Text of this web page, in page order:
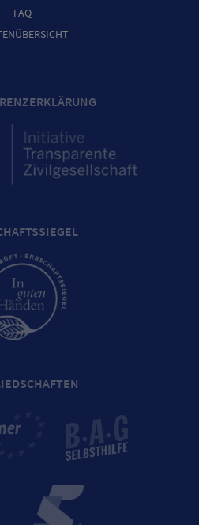
FAQ